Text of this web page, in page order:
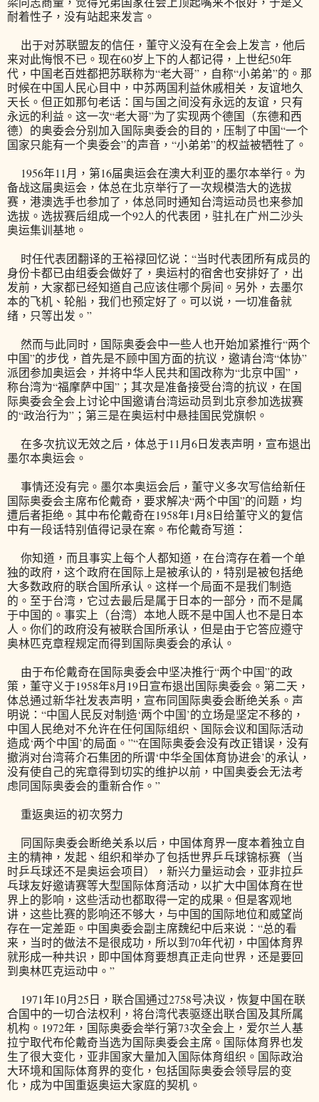
耐着性子，没有站起来发言。
出于对苏联盟友的信任，董守义没有在全会上发言，他后
来对此悔恨不已。现在60岁上下的人都记得，上世纪50年
代，中国老百姓都把苏联称为“老大哥”，自称“小弟弟”的。那
时候在中国人民心目中，中苏两国利益休戚相关，友谊地久
天长。但正如那句老话：国与国之间没有永远的友谊，只有
永远的利益。这一次“老大哥”为了实现两个德国（东德和西
德）的奥委会分别加入国际奥委会的目的，压制了中国“一个
国家只能有一个奥委会”的声音，“小弟弟”的权益被牺牲了。
1956年11月，第16届奥运会在澳大利亚的墨尔本举行。为
备战这届奥运会，体总在北京举行了一次规模浩大的选拔
赛，港澳选手也参加了，体总同时通知台湾运动员也来参加
选拔。选拔赛后组成一个92人的代表团，驻扎在广州二沙头
奥运集训基地。
时任代表团翻译的王裕禄回忆说：“当时代表团所有成员的
身份卡都已由组委会做好了，奥运村的宿舍也安排好了，出
发前，大家都已经知道自己应该住哪个房间。另外，去墨尔
本的飞机、轮船，我们也预定好了。可以说，一切准备就
绪，只等出发。”
然而与此同时，国际奥委会中一些人也开始加紧推行“两个
中国”的步伐，首先是不顾中国方面的抗议，邀请台湾“体协”
派团参加奥运会，并将中华人民共和国改称为“北京中国”，
称台湾为“福摩萨中国”；其次是准备接受台湾的抗议，在国
际奥委会全会上讨论中国邀请台湾运动员到北京参加选拔赛
的“政治行为”；第三是在奥运村中悬挂国民党旗帜。
在多次抗议无效之后，体总于11月6日发表声明，宣布退出
墨尔本奥运会。
事情还没有完。墨尔本奥运会后，董守义多次写信给新任
国际奥委会主席布伦戴奇，要求解决“两个中国”的问题，均
遭后者拒绝。其中布伦戴奇在1958年1月8日给董守义的复信
中有一段话特别值得记录在案。布伦戴奇写道：
你知道，而且事实上每个人都知道，在台湾存在着一个单
独的政府，这个政府在国际上是被承认的，特别是被包括绝
大多数政府的联合国所承认。这样一个局面不是我们制造
的。至于台湾，它过去最后是属于日本的一部分，而不是属
于中国的。事实上（台湾）本地人既不是中国人也不是日本
人。你们的政府没有被联合国所承认，但是由于它答应遵守
奥林匹克章程规定而得到国际奥委会的承认。
由于布伦戴奇在国际奥委会中坚决推行“两个中国”的政
策，董守义于1958年8月19日宣布退出国际奥委会。第二天，
体总通过新华社发表声明，宣布同国际奥委会断绝关系。声
明说：“中国人民反对制造‘两个中国’的立场是坚定不移的，
中国人民绝对不允许在任何国际组织、国际会议和国际活动
造成‘两个中国’的局面。”“在国际奥委会没有改正错误，没有
撤消对台湾蒋介石集团的所谓‘中华全国体育协进会’的承认，
没有使自己的宪章得到切实的维护以前，中国奥委会无法考
虑同国际奥委会的重新合作。”
重返奥运的初次努力
同国际奥委会断绝关系以后，中国体育界一度本着独立自
主的精神，发起、组织和举办了包括世界乒乓球锦标赛（当
时乒乓球还不是奥运会项目），新兴力量运动会，亚非拉乒
乓球友好邀请赛等大型国际体育活动，以扩大中国体育在世
界上的影响，这些活动也都取得一定的成果。但是客观地
讲，这些比赛的影响还不够大，与中国的国际地位和威望尚
存在一定差距。中国奥委会副主席魏纪中后来说：“总的看
来，当时的做法不是很成功，所以到70年代初，中国体育界
就形成一种共识，即中国体育要想真正走向世界，还是要回
到奥林匹克运动中。”
1971年10月25日，联合国通过2758号决议，恢复中国在联
合国中的一切合法权利，将台湾代表驱逐出联合国及其所属
机构。1972年，国际奥委会举行第73次全会上，爱尔兰人基
拉宁取代布伦戴奇当选为国际奥委会主席。国际体育界也发
生了很大变化，亚非国家大量加入国际体育组织。国际政治
大环境和国际体育界的变化，包括国际奥委会领导层的变
化，成为中国重返奥运大家庭的契机。